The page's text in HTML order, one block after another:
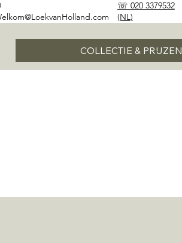
COLLECTIE & PRIJZEN
☏ 020 3379532
(NL)